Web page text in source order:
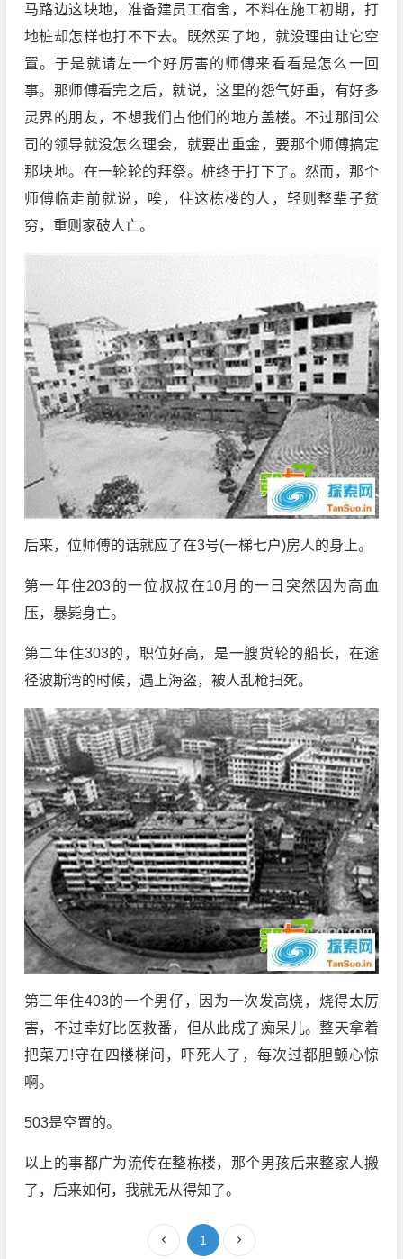
马路边这块地，准备建员工宿舍，不料在施工初期，打
地桩却怎样也打不下去。既然买了地，就没理由让它空
置。于是就请左一个好厉害的师傅来看看是怎么一回
事。那师傅看完之后，就说，这里的怨气好重，有好多
灵界的朋友，不想我们占他们的地方盖楼。不过那间公
司的领导就没怎么理会，就要出重金，要那个师傅搞定
那块地。在一轮轮的拜祭。桩终于打下了。然而，那个
师傅临走前就说，唉，住这栋楼的人，轻则整辈子贫
穷，重则家破人亡。
后来，位师傅的话就应了在3号(一梯七户)房人的身上。
第一年住203的一位叔叔在10月的一日突然因为高血
压，暴毙身亡。
第二年住303的，职位好高，是一艘货轮的船长，在途
径波斯湾的时候，遇上海盗，被人乱枪扫死。
第三年住403的一个男仔，因为一次发高烧，烧得太厉
害，不过幸好比医救番，但从此成了痴呆儿。整天拿着
把菜刀!守在四楼梯间，吓死人了，每次过都胆颤心惊
啊。
503是空置的。
以上的事都广为流传在整栋楼，那个男孩后来整家人搬
了，后来如何，我就无从得知了。
1